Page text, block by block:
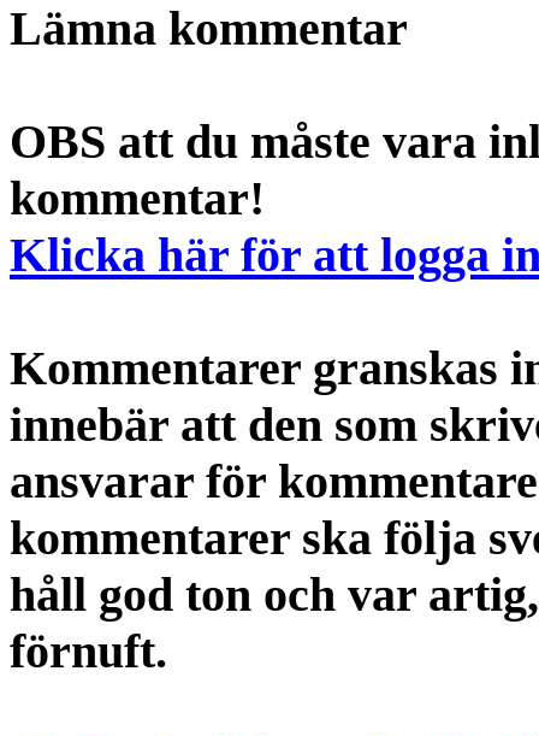
Lämna kommentar
OBS att du måste vara
kommentar!
Klicka här för att logga
Kommentarer granskas
innebär att den som
ansvarar för
kommentarer ska följa
håll god ton och var
förnuft.